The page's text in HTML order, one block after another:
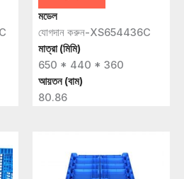
মডেল
যোগদান করুন-XS654436C
মাত্রা (মিমি)
650 * 440 * 360
আয়তন (বাম)
80.86